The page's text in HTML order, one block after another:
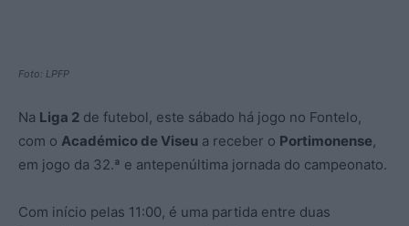
Foto: LPFP
Na Liga 2 de futebol, este sábado há jogo no Fontelo,
com o Académico de Viseu a receber o Portimonense,
em jogo da 32.ª e antepenúltima jornada do campeonato.
Com início pelas 11:00, é uma partida entre duas